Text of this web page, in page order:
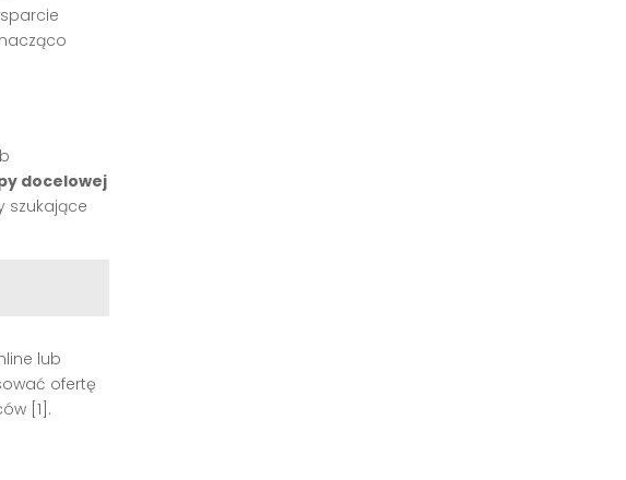
docelowej
szukające
lub
ofertę
[1].